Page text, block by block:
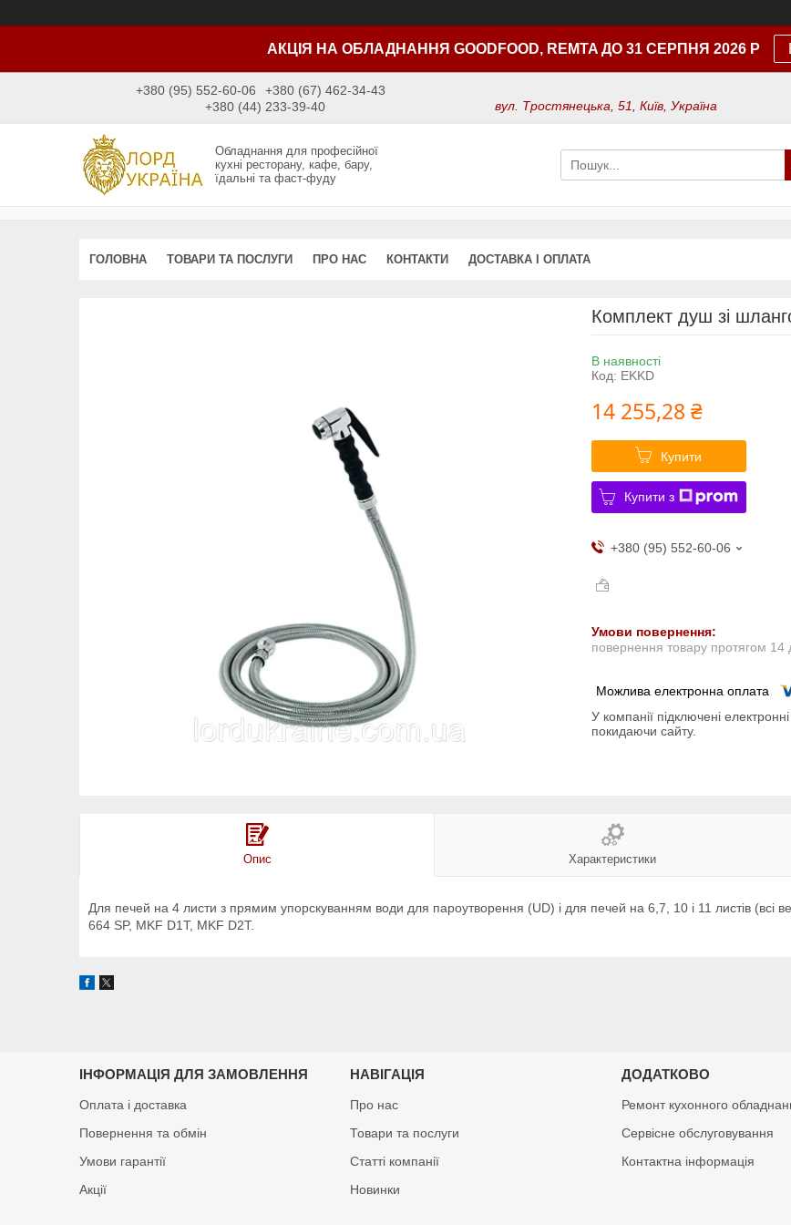
АКЦІЯ НА ОБЛАДНАННЯ GOODFOOD, REMTA ДО 31 СЕРПНЯ 2026 Р
+380 (95) 552-60-06
+380 (67) 462-34-43
+380 (44) 233-39-40
вул. Тростянецька, 51, Київ, Україна
Обладнання для професійної
кухні ресторану, кафе, бару,
їдальні та фаст-фуду
ГОЛОВНА ТОВАРИ ТА ПОСЛУГИ ПРО НАС КОНТАКТИ ДОСТАВКА І ОПЛАТА
Комплект душ зі
В наявності
Код: EKKD
14 255,28 ₴
Купити
Купити з
+380 (95) 552-60-06
повернення товару протягом 14
У компанії підключені
покидаючи сайту.
Опис Характеристики
Для печей на 4 листи з прямим упорскуванням води для пароутворення (UD) і для печей на 6,7, 10 і 11 листів (всі
664 SP, MKF D1T, MKF D2T.
ІНФОРМАЦІЯ ДЛЯ ЗАМОВЛЕННЯ
Оплата і доставка
Повернення та обмін
Умови гарантії
Акції
НАВІГАЦІЯ
Про нас
Товари та послуги
Статті компанії
Новинки
ДОДАТКОВО
Ремонт кухонного
Сервісне обслуговування
Контактна інформація